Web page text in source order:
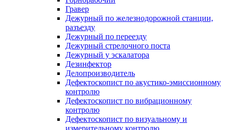
Гравер
Дежурный по железнодорожной станции,
разъезду
Дежурный по переезду
Дежурный стрелочного поста
Дежурный у эскалатора
Дезинфектор
Делопроизводитель
Дефектоскопист по акустико-эмиссионному
контролю
Дефектоскопист по вибрационному
контролю
Дефектоскопист по визуальному и
измерительному контролю